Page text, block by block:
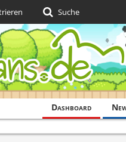
Dashboard
Suche